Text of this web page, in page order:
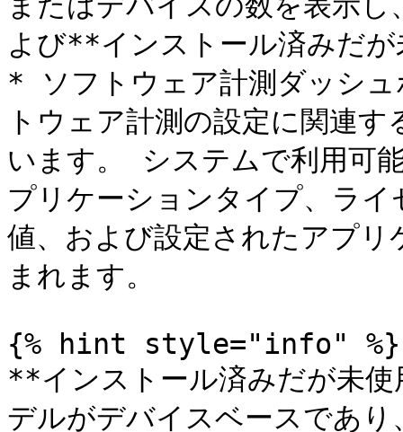
よび**インストール済みだ
* ソフトウェア計測ダッシ
トウェア計測の設定に関連
います。 システムで利用可
プリケーションタイプ、ラ
値、および設定されたアプ
まれます。
{% hint style="info" %}
**インストール済みだが未
デルがデバイスベースであ